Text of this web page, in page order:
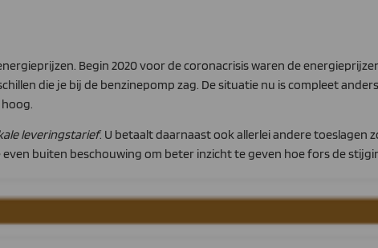
Begin 2020 voor de coronacrisis waren de
die je bij de benzinepomp zag. De situatie nu is compleet
leveringstarief. U betaalt daarnaast ook allerlei andere toeslagen
buiten beschouwing om beter inzicht te geven hoe fors de